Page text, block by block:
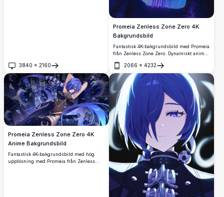
3840 × 2160
Öppna
Promeia Zenless Zone Zero 4K
Bakgrundsbild
Fantastisk 4K-bakgrundsbild med Promeia
från Zenless Zone Zero. Dynamiskt anime-
rustning och glödande energieffekter.
Perfekt högupplöst bakgrundsbild för fans
av spelet.
2066 × 4232
Öppna
Promeia Zenless Zone Zero 4K
Anime Bakgrundsbild
Fantastisk 4K-bakgrundsbild med hög
upplösning med Promeia från Zenless